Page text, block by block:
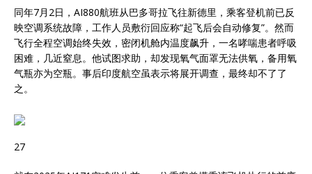
同年7月2日，AI880航班从巴多哥拉飞往新德里，乘客登机前已反
映空调系统故障，工作人员敷衍回应称“起飞后会自动修复”。然而
飞行全程空调始终失效，密闭机舱内温度飙升，一名哮喘患者呼吸
困难，几近窒息。他试图求助，却发现氧气面罩无法供氧，备用氧
气瓶亦为空瓶。事后印度航空虽表示将展开调查，最终却不了了
之。
27